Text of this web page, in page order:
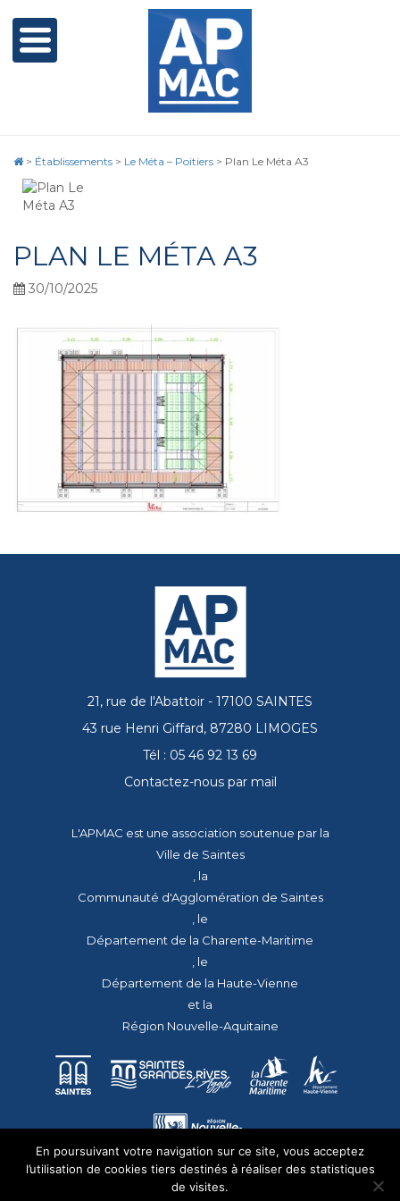
> Établissements > Le Méta – Poitiers > Plan Le Méta A3
PLAN LE MÉTA A3
30/10/2025
21, rue de l'Abattoir - 17100 SAINTES
43 rue Henri Giffard, 87280 LIMOGES
Tél : 05 46 92 13 69
Contactez-nous par mail
L'APMAC est une association soutenue par la
Ville de Saintes
, la
Communauté d'Agglomération de Saintes
, le
Département de la Charente-Maritime
, le
Département de la Haute-Vienne
et la
Région Nouvelle-Aquitaine
En poursuivant votre navigation sur ce site, vous acceptez
l’utilisation de cookies tiers destinés à réaliser des statistiques
de visites.